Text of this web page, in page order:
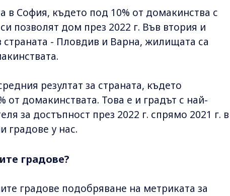
София, където под 10% от домакинства с
позволят дом през 2022 г. Във втория и
страната - Пловдив и Варна, жилищата са
резултат за страната, където
от домакинствата. Това е и градът с най-
за достъпност през 2022 г. спрямо 2021 г. в
градове у нас.
градове?
градове подобряване на метриката за